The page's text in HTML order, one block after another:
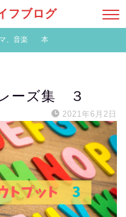
フブログ
、音楽 本
ーズ集 ３
2021年6月2日